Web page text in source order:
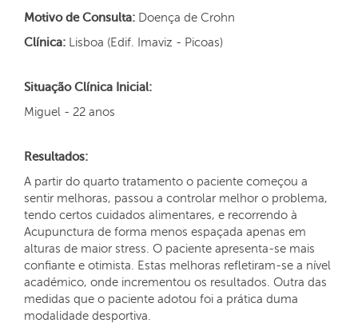
Motivo de Consulta: Doença de Crohn
Clínica: Lisboa (Edif. Imaviz - Picoas)
Situação Clínica Inicial:
Miguel - 22 anos
Resultados:
A partir do quarto tratamento o paciente começou a
sentir melhoras, passou a controlar melhor o problema,
tendo certos cuidados alimentares, e recorrendo à
Acupunctura de forma menos espaçada apenas em
alturas de maior stress. O paciente apresenta-se mais
confiante e otimista. Estas melhoras refletiram-se a nível
académico, onde incrementou os resultados. Outra das
medidas que o paciente adotou foi a prática duma
modalidade desportiva.